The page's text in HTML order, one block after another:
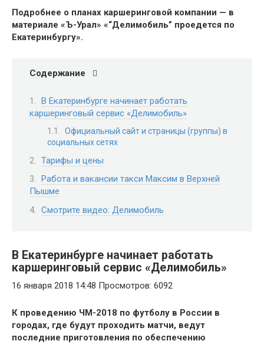
Подробнее о планах каршеринговой компании — в
материале «Ъ-Урал» «“Делимобиль” проедется по
Екатеринбургу».
Содержание
В Екатеринбурге начинает работать
каршеринговый сервис «Делимобиль»
Официальный сайт и страницы (группы) в
социальных сетях
Тарифы и цены
Работа и вакансии такси Максим в Верхней
Пышме
Смотрите видео: Делимобиль
В Екатеринбурге начинает работать
каршеринговый сервис «Делимобиль»
16 января 2018 14:48 Просмотров: 6092
К проведению ЧМ-2018 по футболу в России в
городах, где будут проходить матчи, ведут
последние приготовления по обеспечению